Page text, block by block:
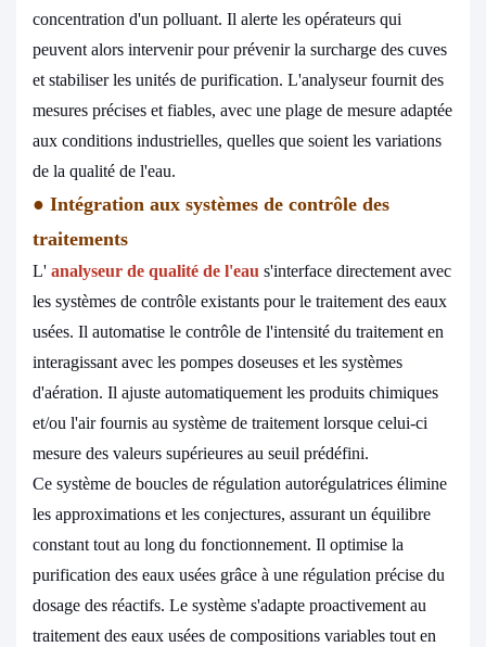
concentration d'un polluant. Il alerte les opérateurs qui
peuvent alors intervenir pour prévenir la surcharge des cuves
et stabiliser les unités de purification. L'analyseur fournit des
mesures précises et fiables, avec une plage de mesure adaptée
aux conditions industrielles, quelles que soient les variations
de la qualité de l'eau.
● Intégration aux systèmes de contrôle des
traitements
L' analyseur de qualité de l'eau s'interface directement avec
les systèmes de contrôle existants pour le traitement des eaux
usées. Il automatise le contrôle de l'intensité du traitement en
interagissant avec les pompes doseuses et les systèmes
d'aération. Il ajuste automatiquement les produits chimiques
et/ou l'air fournis au système de traitement lorsque celui-ci
mesure des valeurs supérieures au seuil prédéfini.
Ce système de boucles de régulation autorégulatrices élimine
les approximations et les conjectures, assurant un équilibre
constant tout au long du fonctionnement. Il optimise la
purification des eaux usées grâce à une régulation précise du
dosage des réactifs. Le système s'adapte proactivement au
traitement des eaux usées de compositions variables tout en